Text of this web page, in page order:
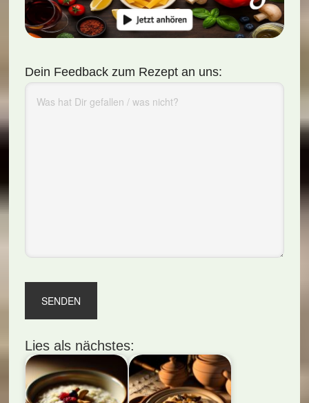
Dein Feedback zum Rezept an uns:
Lies als nächstes: